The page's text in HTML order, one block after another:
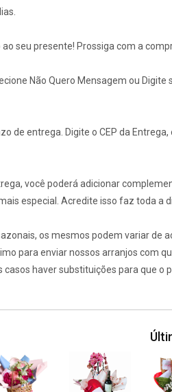
seu presente! Prossiga com a
Não Quero Mensagem ou
de entrega. Digite o CEP da
você poderá adicionar
especial. Acredite isso faz toda a
os mesmos podem variar de
para enviar nossos arranjos com
haver substituições para que